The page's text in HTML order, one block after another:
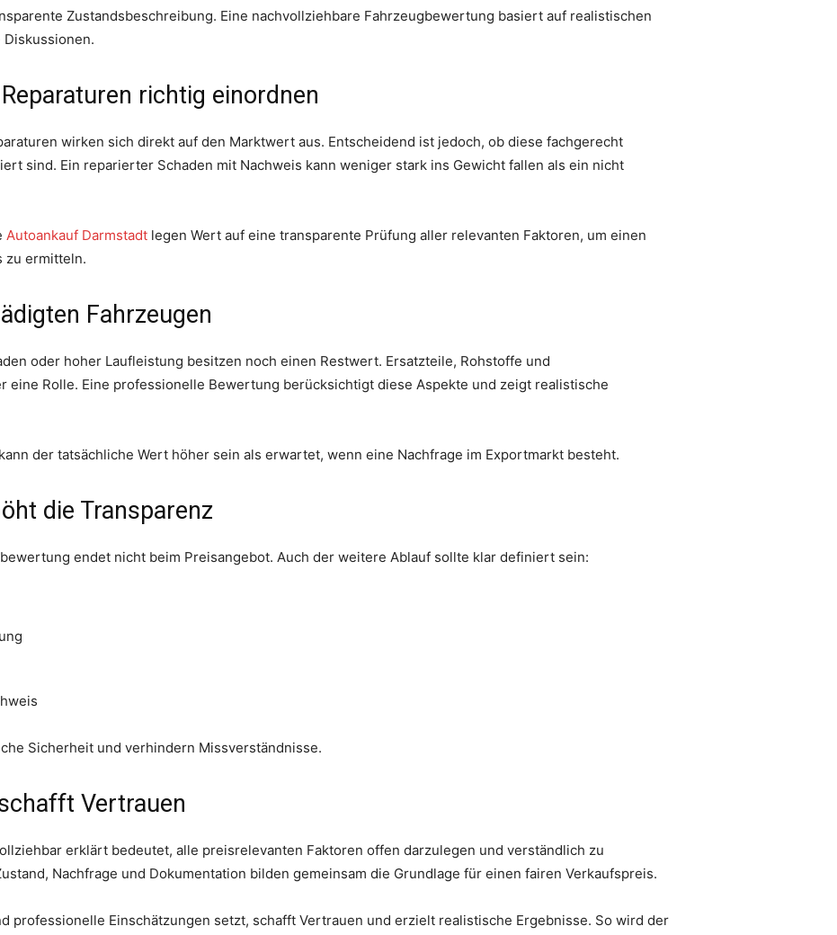
Zustandsbeschreibung. Eine nachvollziehbare Fahrzeugbewertung basiert auf realistischen
richtig einordnen
wirken sich direkt auf den Marktwert aus. Entscheidend ist jedoch, ob diese fachgerecht
sind. Ein reparierter Schaden mit Nachweis kann weniger stark ins Gewicht fallen als ein nicht
Autoankauf Darmstadt legen Wert auf eine transparente Prüfung aller relevanten Faktoren, um einen
zu ermitteln.
Fahrzeugen
oder hoher Laufleistung besitzen noch einen Restwert. Ersatzteile, Rohstoffe und
eine Rolle. Eine professionelle Bewertung berücksichtigt diese Aspekte und zeigt realistische
der tatsächliche Wert höher sein als erwartet, wenn eine Nachfrage im Exportmarkt besteht.
die Transparenz
endet nicht beim Preisangebot. Auch der weitere Ablauf sollte klar definiert sein:
Sicherheit und verhindern Missverständnisse.
Vertrauen
erklärt bedeutet, alle preisrelevanten Faktoren offen darzulegen und verständlich zu
Nachfrage und Dokumentation bilden gemeinsam die Grundlage für einen fairen Verkaufspreis.
professionelle Einschätzungen setzt, schafft Vertrauen und erzielt realistische Ergebnisse. So wird der